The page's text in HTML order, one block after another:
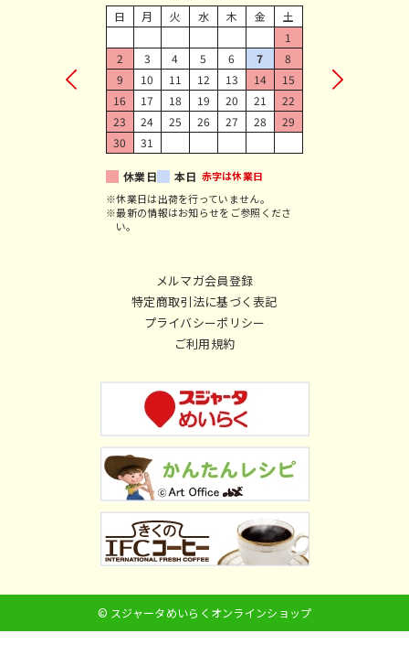
メルマガ会員登録
特定商取引法に基づく表記
プライバシーポリシー
ご利用規約
日 月 火 水 木 金
土
1
2
3 4 5 6 7
8
9
10 11 12 13 14
15
16
17 18 19 20 21
22
23
24 25 26 27 28
29
30
31
休業日 本日 赤字は休業日
※休業日は出荷を行っていません。
※最新の情報はお知らせをご参照くださ
い。
© スジャータめいらくオンラインショップ